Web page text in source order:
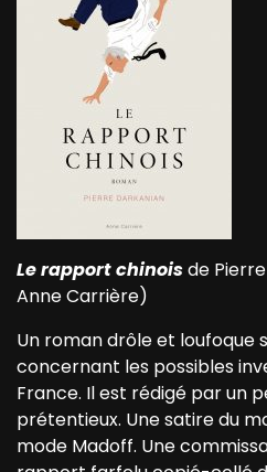
Le rapport chinoisde
Anne Carrière)
Un roman drôle et loufoque
concernant les possibles
France. Il est rédigé par un
prétentieux. Une satire du
mode Madoff. Une